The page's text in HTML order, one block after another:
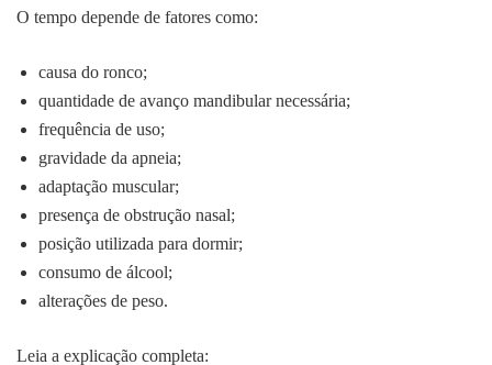
O tempo depende de fatores como:
causa do ronco;
quantidade de avanço mandibular necessária;
frequência de uso;
gravidade da apneia;
adaptação muscular;
presença de obstrução nasal;
posição utilizada para dormir;
consumo de álcool;
alterações de peso.
Leia a explicação completa: